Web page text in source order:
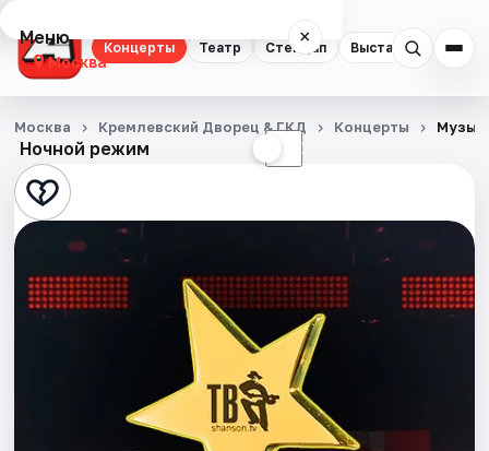
Концерты Театр Стендап Выставки
Меню ×
Москва
Концерты
Театр
Стендап
Квесты
Ночной режим ☾
Москва Кремлевский Дворец & ГКД Концерты